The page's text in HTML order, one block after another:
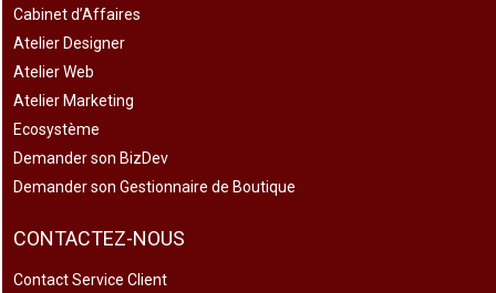
Cabinet d’Affaires
Atelier Designer
Atelier Web
Atelier Marketing
Ecosystème
Demander son BizDev
Demander son Gestionnaire de Boutique
CONTACTEZ-NOUS
Contact Service Client